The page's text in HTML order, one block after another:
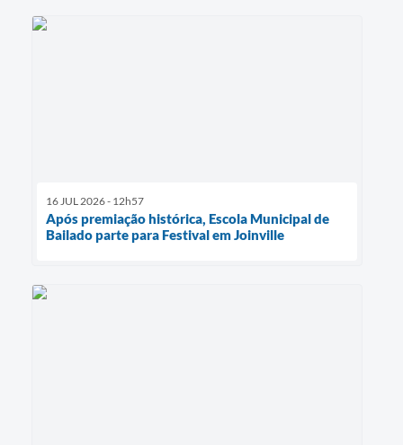
16 JUL 2026 - 12h57
Após premiação histórica, Escola Municipal de
Bailado parte para Festival em Joinville